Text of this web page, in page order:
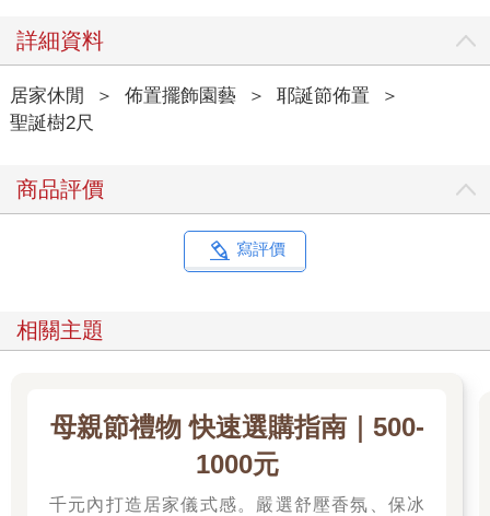
詳細資料
居家休閒 ＞ 佈置擺飾園藝 ＞ 耶誕節佈置
＞
聖誕樹2尺
商品評價
寫評價
相關主題
母親節禮物 快速選購指南｜500-
1000元
千元內打造居家儀式感。嚴選舒壓香氛、保冰